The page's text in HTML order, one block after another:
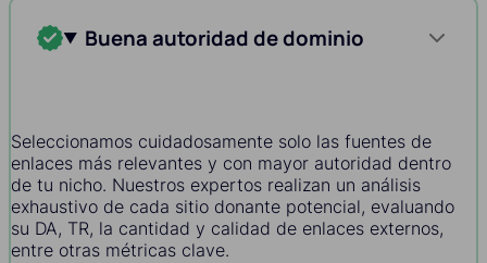
Buena autoridad de dominio
Seleccionamos cuidadosamente solo las fuentes de
enlaces más relevantes y con mayor autoridad dentro
de tu nicho. Nuestros expertos realizan un análisis
exhaustivo de cada sitio donante potencial, evaluando
su DA, TR, la cantidad y calidad de enlaces externos,
entre otras métricas clave.